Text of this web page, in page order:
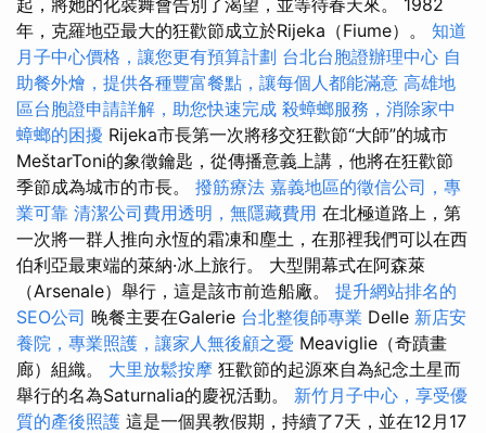
起，將她的化裝舞會告別了渴望，並等待春天來。 1982
年，克羅地亞最大的狂歡節成立於Rijeka（Fiume）。 知道
月子中心價格，讓您更有預算計劃 台北台胞證辦理中心 自
助餐外燴，提供各種豐富餐點，讓每個人都能滿意 高雄地
區台胞證申請詳解，助您快速完成 殺蟑螂服務，消除家中
蟑螂的困擾 Rijeka市長第一次將移交狂歡節“大師”的城市
MeštarToni的象徵鑰匙，從傳播意義上講，他將在狂歡節
季節成為城市的市長。 撥筋療法 嘉義地區的徵信公司，專
業可靠 清潔公司費用透明，無隱藏費用 在北極道路上，第
一次將一群人推向永恆的霜凍和塵土，在那裡我們可以在西
伯利亞最東端的萊納·冰上旅行。 大型開幕式在阿森萊
（Arsenale）舉行，這是該市前造船廠。 提升網站排名的
SEO公司 晚餐主要在Galerie 台北整復師專業 Delle 新店安
養院，專業照護，讓家人無後顧之憂 Meaviglie（奇蹟畫
廊）組織。 大里放鬆按摩 狂歡節的起源來自為紀念土星而
舉行的名為Saturnalia的慶祝活動。 新竹月子中心，享受優
質的產後照護 這是一個異教假期，持續了7天，並在12月17